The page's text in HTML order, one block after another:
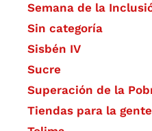
Semana de la
Sin categoría
Sisbén IV
Sucre
Superación de la
Tiendas para la gente